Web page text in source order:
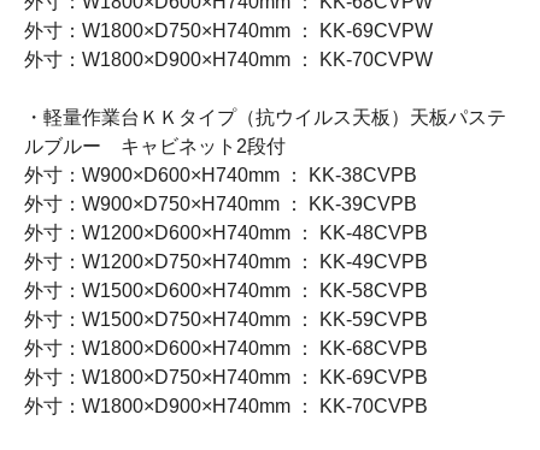
外寸：W1800×D750×H740mm ： KK-69CVPW
外寸：W1800×D900×H740mm ： KK-70CVPW
・軽量作業台ＫＫタイプ（抗ウイルス天板）天板パステ
ルブルー キャビネット2段付
外寸：W900×D600×H740mm ： KK-38CVPB
外寸：W900×D750×H740mm ： KK-39CVPB
外寸：W1200×D600×H740mm ： KK-48CVPB
外寸：W1200×D750×H740mm ： KK-49CVPB
外寸：W1500×D600×H740mm ： KK-58CVPB
外寸：W1500×D750×H740mm ： KK-59CVPB
外寸：W1800×D600×H740mm ： KK-68CVPB
外寸：W1800×D750×H740mm ： KK-69CVPB
外寸：W1800×D900×H740mm ： KK-70CVPB